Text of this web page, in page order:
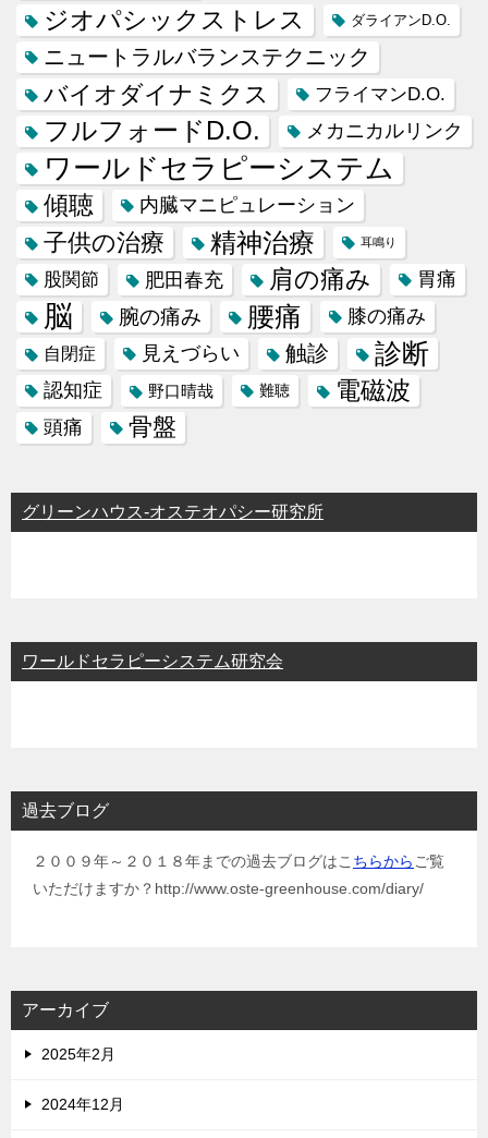
ジオパシックストレス ダライアンD.O.
ニュートラルバランステクニック
バイオダイナミクス フライマンD.O.
フルフォードD.O. メカニカルリンク
ワールドセラピーシステム
傾聴 内臓マニピュレーション
子供の治療 精神治療 耳鳴り
股関節 肥田春充 肩の痛み 胃痛
脳 腕の痛み 腰痛 膝の痛み
自閉症 見えづらい 触診 診断
認知症 野口晴哉 難聴 電磁波
頭痛 骨盤
グリーンハウス-オステオパシー研究所
ワールドセラピーシステム研究会
過去ブログ
２００９年～２０１８年までの過去ブログはこ ちらから ご覧
いただけますか？http://www.oste-greenhouse.com/diary/
アーカイブ
2025年2月
2024年12月